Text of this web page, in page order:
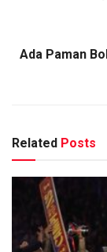
Ada Paman
Related Posts